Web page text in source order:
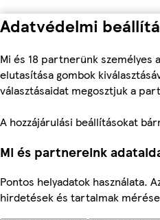
Adatvédelmi
Mi és 18 partnerünk személyes
elutasítása gombok
választásaidat megosztjuk a
A hozzájárulási beállításokat
Mi és partnereink
Pontos helyadatok használata.
hirdetések és tartalmak